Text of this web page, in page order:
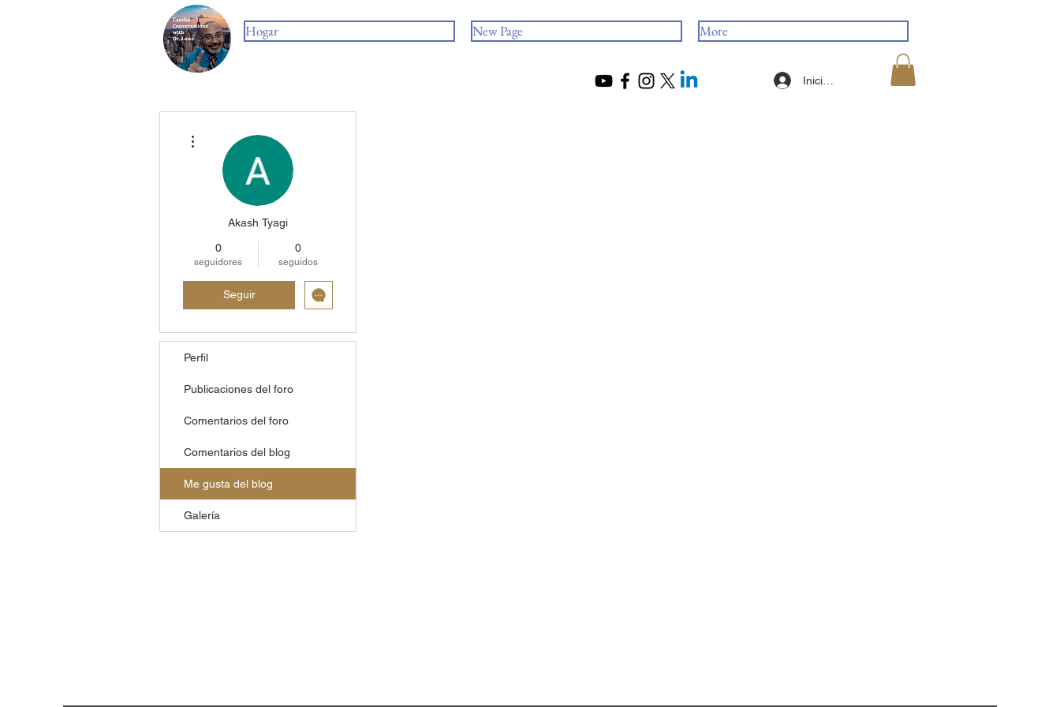
Hogar New Page More
Iniciar sesión
Akash Tyagi
0
seguidores
0
seguidos
Seguir
Perfil
Publicaciones del foro
Comentarios del foro
Comentarios del blog
Me gusta del blog
Galería